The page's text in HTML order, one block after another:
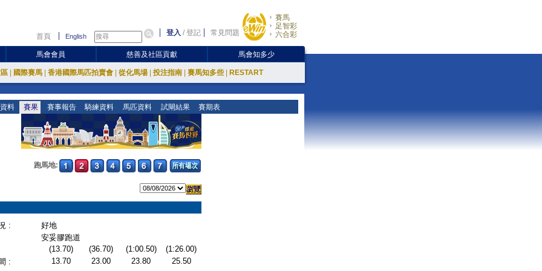
首頁 English 登入 /登記 常見問題
賽馬
足智彩
六合彩
馬會會員 慈善及社區貢獻 馬會知多少
國際賽馬 香港國際馬匹拍賣會 從化馬場 投注指南 賽馬知多些 RESTART
料 賽果 賽事報告 騎練資料 馬匹資料 試閘結果 賽期表
跑馬地:
:
好地
安妥膠跑道
(13.70)
(36.70) (1:00.50)
(1:26.00)
:
13.70 23.00 23.80 25.50